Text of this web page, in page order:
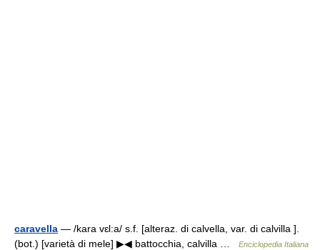
caravella — /kara vɛl:a/ s.f. [alteraz. di calvella, var. di calvilla ].
(bot.) [varietà di mele] ▶◀ battocchia, calvilla …
Enciclopedia Italiana